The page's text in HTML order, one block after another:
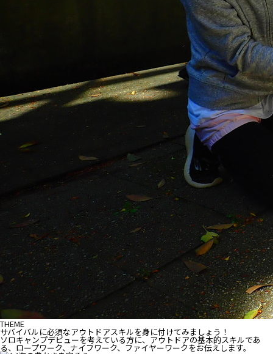
THEME
サバイバルに必須なアウトドアスキルを身に付けてみましょう！
ソロキャンプデビューを考えている方に、アウトドアの基本的スキルであ
る、ロープワーク、ナイフワーク、ファイヤーワークをお伝えします。